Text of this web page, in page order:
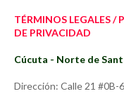
TÉRMINOS LEGALES /
DE PRIVACIDAD
Cúcuta - Norte de
Dirección: Calle 21 #0B-